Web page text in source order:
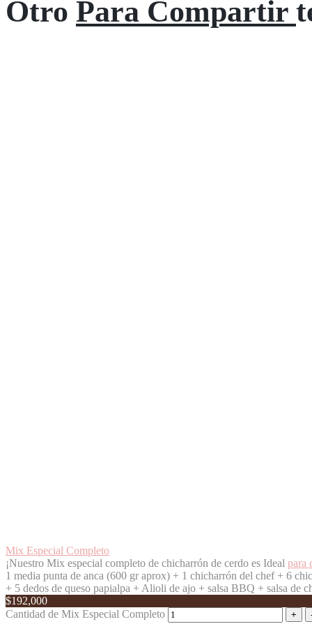
Otro Para Compartir
Mix Especial Completo
¡Nuestro Mix especial completo de chicharrón de cerdo es Ideal para
1 media punta de anca (600 gr aprox) + 1 chicharrón del chef + 6
+ 5 dedos de queso papialpa +Alioli de ajo + salsa BBQ + salsa de
$192,000
Cantidad de Mix Especial Completo